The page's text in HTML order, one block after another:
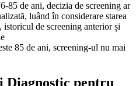
85 de ani, decizia de screening ar
luând în considerare starea
istoricul de screening anterior și
85 de ani, screening-ul nu mai
Diagnostic pentru